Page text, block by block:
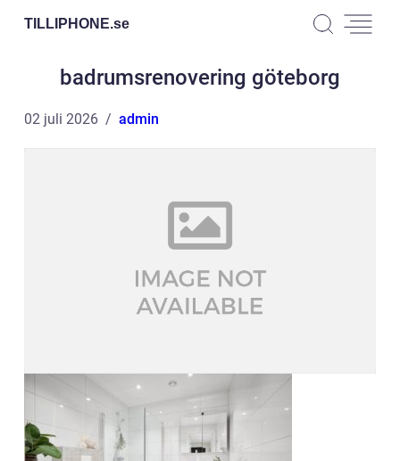
TILLIPHONE.se
badrumsrenovering göteborg
02 juli 2026 admin